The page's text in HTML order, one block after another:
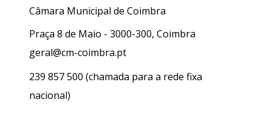
Câmara Municipal de Coimbra
Praça 8 de Maio - 3000-300, Coimbra
geral@cm-coimbra.pt
239 857 500 (chamada para a rede fixa
nacional)